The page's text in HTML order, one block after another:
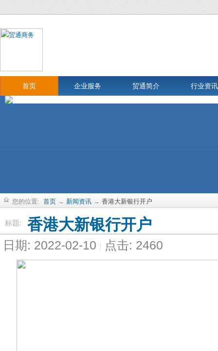
首页 企业服务 贸通简介 行业资讯
您的位置: 首页 → 新闻资讯 → 香港大新银行开户
标题: 香港大新银行开户
日期: 2022-02-10 点击: 2460